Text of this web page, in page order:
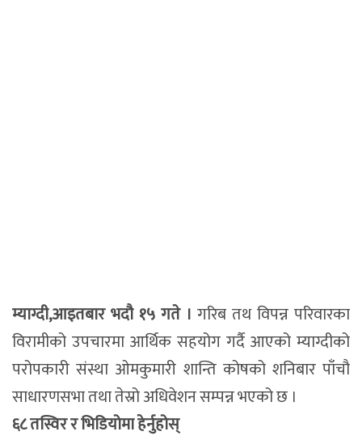
म्याग्दी,आइतबार भदौ १५ गते ।गरिब तथ विपन्न परिवारका
विरामीको उपचारमा आर्थिक सहयोग गर्दै आएको म्याग्दीको
परोपकारी संस्था ओमकुमारी शान्ति कोषको शनिबार पाँचौ
साधारणसभा तथा तेस्रो अधिवेशन सम्पन्न भएको छ ।
६८ तस्विर र भिडियोमा हेर्नुहोस्